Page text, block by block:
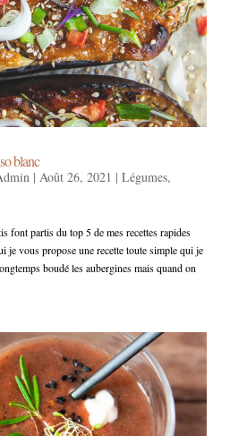
blanc
| Août 26, 2021 | Légumes,
font partis du top 5 de mes recettes rapides
je vous propose une recette toute simple qui je
boudé les aubergines mais quand on